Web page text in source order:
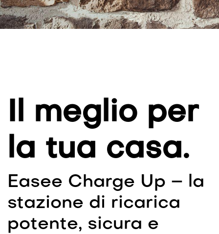
Il meglio per
la tua casa.
Easee Charge Up – la
stazione di ricarica
potente, sicura e